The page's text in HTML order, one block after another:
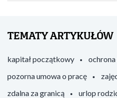
TEMATY ARTYKUŁÓW
kapitał początkowy
pozorna umowa o pracę
zdalna za granicą
urlop